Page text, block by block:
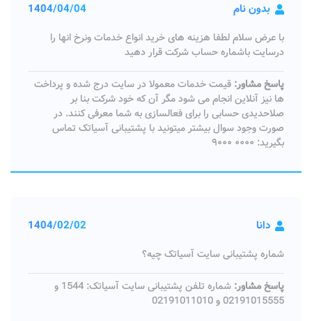
بدون نام 1404/04/04
با عرض سلام لطفا هزینه های خرید انواع خدمات ونرخ انها را
درسایت باشماره حساب شرکت قرار دهید
پاسخ مشاور: قیمت خدمات معمولا در سایت درج شده و پرداخت
ها نیز آنلاین انجام می شود مگر آن که خود شرکت بنا بر
صلاحدیدی حسابی را برای فعالسازی به شما معرفی کنند. در
صورت وجود سوال بیشتر میتونید با پشتیبانی آسیاتک تماس
بگیرید: ۰۰۰۰ ۹۰۰۰
دانا 1404/02/02
شماره پشتیبانی سایت آسیاتک چیه؟
پاسخ مشاور:
شماره تلفن پشتیبانی سایت آسیاتک: 1544 و
02191015555 و 02191011010